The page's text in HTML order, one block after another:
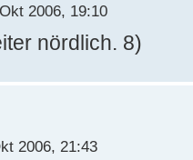
2006, 19:10
nördlich. 8)
2006, 21:43